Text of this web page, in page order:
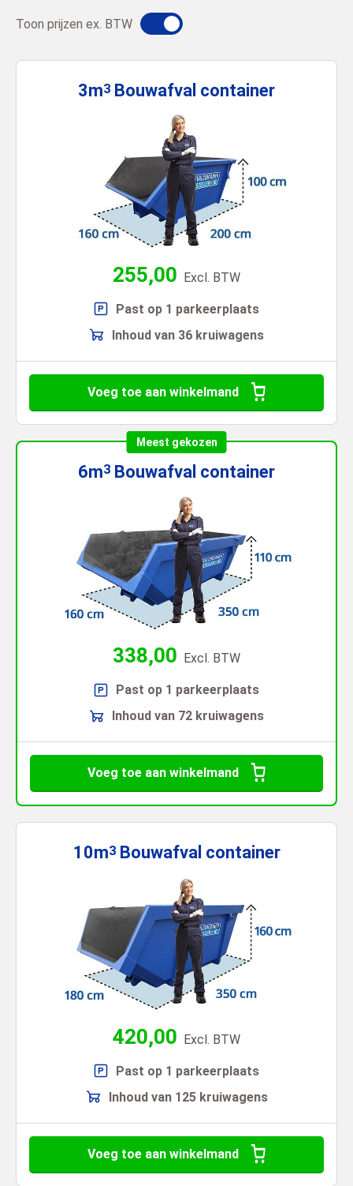
Toon prijzen ex. BTW
3m3 Bouwafval container
255,00 Excl. BTW
Past op 1 parkeerplaats
Inhoud van 36 kruiwagens
Voeg toe aan winkelmand
Meest gekozen
6m3 Bouwafval container
338,00 Excl. BTW
Past op 1 parkeerplaats
Inhoud van 72 kruiwagens
Voeg toe aan winkelmand
10m3 Bouwafval container
420,00 Excl. BTW
Past op 1 parkeerplaats
Inhoud van 125 kruiwagens
Voeg toe aan winkelmand